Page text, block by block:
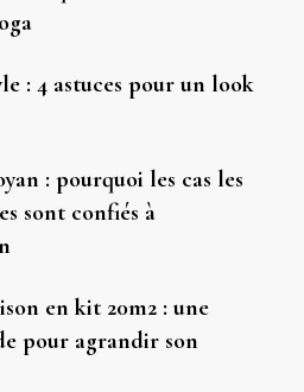
: 4 astuces pour un look
: pourquoi les cas les
sont confiés à
en kit 20m2 : une
pour agrandir son